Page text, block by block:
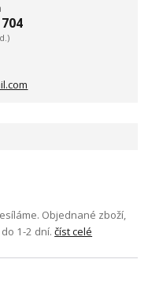
Objednané zboží,
1-2 dní.číst celé